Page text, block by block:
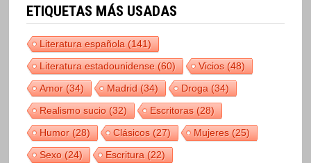
ETIQUETAS MÁS USADAS
Literatura española(141)
Literatura estadounidense(60) Vicios(48)
Amor(34) Madrid(34) Droga(34)
Realismo sucio(32) Escritoras(28)
Humor(28) Clásicos(27) Mujeres(25)
Sexo(24) Escritura(22)